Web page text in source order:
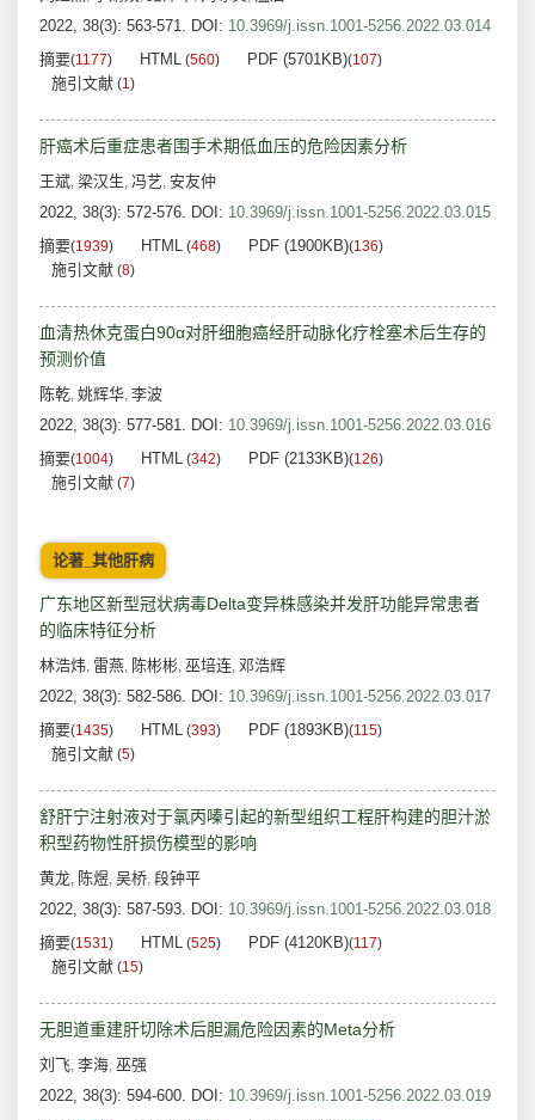
2022, 38(3): 563-571. DOI: 10.3969/j.issn.1001-5256.2022.03.014
摘要(1177) HTML (560) PDF (5701KB)(107)
施引文献 (1)
肝癌术后重症患者围手术期低血压的危险因素分析
王斌, 梁汉生, 冯艺, 安友仲
2022, 38(3): 572-576. DOI: 10.3969/j.issn.1001-5256.2022.03.015
摘要(1939) HTML (468) PDF (1900KB)(136)
施引文献 (8)
血清热休克蛋白90α对肝细胞癌经肝动脉化疗栓塞术后生存的
预测价值
陈乾, 姚辉华, 李波
2022, 38(3): 577-581. DOI: 10.3969/j.issn.1001-5256.2022.03.016
摘要(1004) HTML (342) PDF (2133KB)(126)
施引文献 (7)
论著_其他肝病
广东地区新型冠状病毒Delta变异株感染并发肝功能异常患者
的临床特征分析
林浩炜, 雷燕, 陈彬彬, 巫培连, 邓浩辉
2022, 38(3): 582-586. DOI: 10.3969/j.issn.1001-5256.2022.03.017
摘要(1435) HTML (393) PDF (1893KB)(115)
施引文献 (5)
舒肝宁注射液对于氯丙嗪引起的新型组织工程肝构建的胆汁淤
积型药物性肝损伤模型的影响
黄龙, 陈煜, 吴桥, 段钟平
2022, 38(3): 587-593. DOI: 10.3969/j.issn.1001-5256.2022.03.018
摘要(1531) HTML (525) PDF (4120KB)(117)
施引文献 (15)
无胆道重建肝切除术后胆漏危险因素的Meta分析
刘飞, 李海, 巫强
2022, 38(3): 594-600. DOI: 10.3969/j.issn.1001-5256.2022.03.019